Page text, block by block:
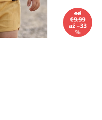
od
€9,99
až –33
%